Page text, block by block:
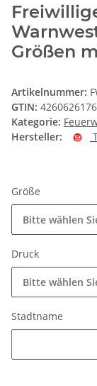
Größen
Artikelnummer:
GTIN:
Kategorie:
Hersteller:
Größe
Bitte wählen
Druck
Bitte wählen
Stadtname